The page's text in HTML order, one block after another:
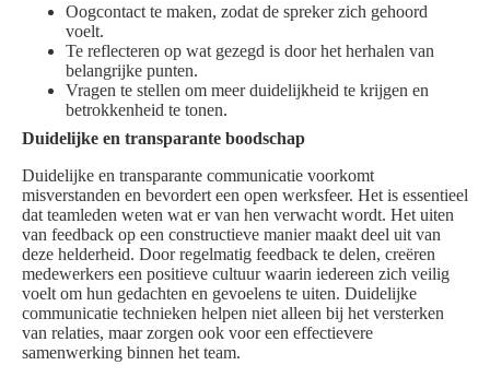
Oogcontact te maken, zodat de spreker zich gehoord
voelt.
Te reflecteren op wat gezegd is door het herhalen van
belangrijke punten.
Vragen te stellen om meer duidelijkheid te krijgen en
betrokkenheid te tonen.
Duidelijke en transparante boodschap
Duidelijke en transparante communicatie voorkomt
misverstanden en bevordert een open werksfeer. Het is essentieel
dat teamleden weten wat er van hen verwacht wordt. Het uiten
van feedback op een constructieve manier maakt deel uit van
deze helderheid. Door regelmatig feedback te delen, creëren
medewerkers een positieve cultuur waarin iedereen zich veilig
voelt om hun gedachten en gevoelens te uiten. Duidelijke
communicatie technieken helpen niet alleen bij het versterken
van relaties, maar zorgen ook voor een effectievere
samenwerking binnen het team.